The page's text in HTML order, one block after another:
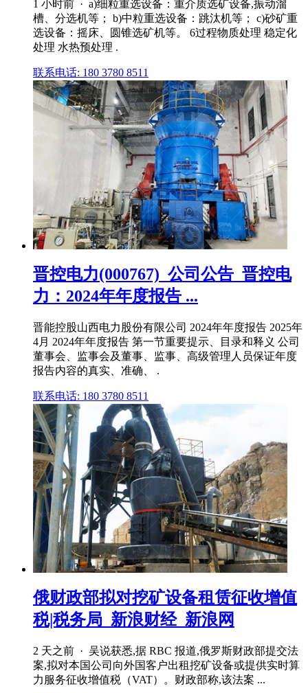
1 小时前 · a)细粒重选设备：重介质选矿设备,振动溜
槽、分选机等； b)中粒重选设备：跳汰机等； c)砂矿重
选设备：摇床、圆锥选矿机等。 6过程物质处理 稳定化
处理 水热预处理 .
联系电话: 180 3780 8511
晋控电力(000767)_公司公告_晋控电
力：2024年年度报告 ...
晋能控股山西电力股份有限公司 2024年年度报告 2025年
4月 2024年年度报告 第一节重要提示、目录和释义 公司
董事会、监事会及董事、监事、高级管理人员保证年度
报告内容的真实、准确、 .
联系电话: 180 3780 8511
俄财政部拟对挖矿设备租赁征收增值
税|税务局_新浪财经_新浪网
2 天之前 · 吴说获悉,据 RBC 报道,俄罗斯财政部提交法
案,拟对本国公司向外国客户出租挖矿设备或提供实时算
力服务征收增值税（VAT）。财政部称,该法案 ...